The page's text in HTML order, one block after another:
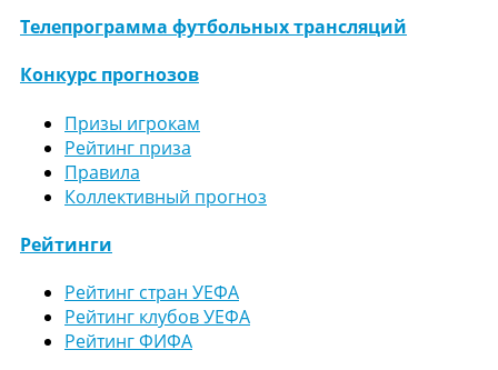
Телепрограмма футбольных трансляций
Конкурс прогнозов
Призы игрокам
Рейтинг приза
Правила
Коллективный прогноз
Рейтинги
Рейтинг стран УЕФА
Рейтинг клубов УЕФА
Рейтинг ФИФА